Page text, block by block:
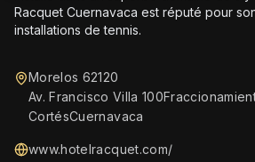
Racquet Cuernavaca est réputé pour
installations de tennis.
Morelos 62120
Av. Francisco Villa
CortésCuernavaca
www.hotelracquet.com/